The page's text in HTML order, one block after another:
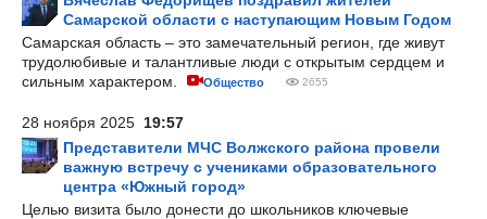
Самарской области с наступающим Новым Годом
Самарская область – это замечательный регион, где живут
трудолюбивые и талантливые люди с открытым сердцем и
сильным характером.
Общество 2655
28 ноября 2025 19:57
Представители МЧС Волжского района провели
важную встречу с учениками образовательного
центра «Южный город»
Целью визита было донести до школьников ключевые